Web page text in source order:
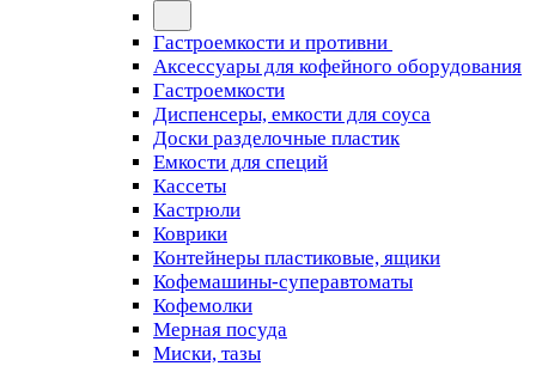
Гастроемкости и противни
Аксессуары для кофейного оборудования
Гастроемкости
Диспенсеры, емкости для соуса
Доски разделочные пластик
Емкости для специй
Кассеты
Кастрюли
Коврики
Контейнеры пластиковые, ящики
Кофемашины-суперавтоматы
Кофемолки
Мерная посуда
Миски, тазы